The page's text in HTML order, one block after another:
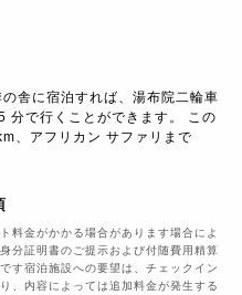
舎に宿泊すれば、湯布院二輪車
分で行くことができます。 この
、アフリカン サファリまで
料金がかかる場合があります場合によ
分証明書のご提示および付随費用精算
す宿泊施設への要望は、チェックイン
、内容によっては追加料金が発生する